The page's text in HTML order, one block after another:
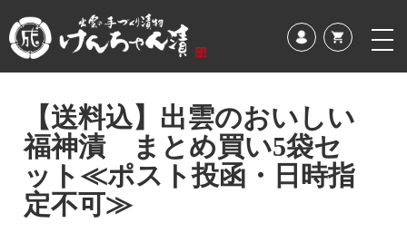
【送料込】出雲のおいしい
福神漬 まとめ買い5袋セ
ット≪ポスト投函・日時指
定不可≫